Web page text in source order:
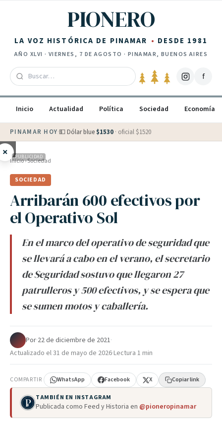
PIONERO
LA VOZ HISTÓRICA DE PINAMAR DESDE 1981
AÑO XLVI · VIERNES, 7 DE AGOSTO · PINAMAR, BUENOS AIRES
f
Inicio Actualidad Política Sociedad Economía
PINAMAR HOY·💵 Dólar blue $1530 · oficial $1520
× PUBLICIDAD
Inicio›Sociedad
SOCIEDAD
Arribarán 600 efectivos por
el Operativo Sol
En el marco del operativo de seguridad que
se llevará a cabo en el verano, el secretario
de Seguridad sostuvo que llegaron 27
patrulleros y 500 efectivos, y se espera que
se sumen motos y caballería.
Por·22 de diciembre de 2021·
Actualizado el31 de mayo de 2026·Lectura 1 min
COMPARTIR WhatsApp Facebook X Copiar link
TAMBIÉN EN INSTAGRAM
Publicada como Feed y Historia en @pioneropinamar